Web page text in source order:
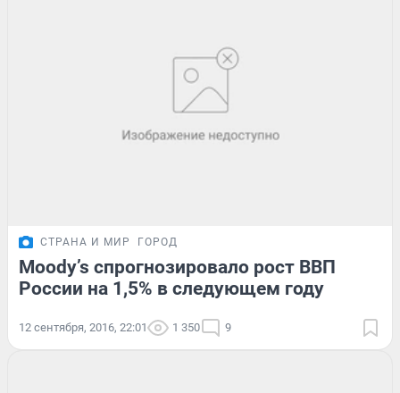
СТРАНА И МИР ГОРОД
Moody’s спрогнозировало рост ВВП
России на 1,5% в следующем году
12 сентября, 2016, 22:01 1 350 9